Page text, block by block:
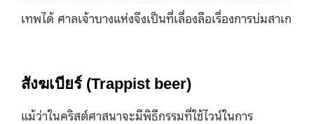
เทพได้ ศาลเจ้าบางแห่งจึงเป็นที่เลื่องลือเรื่องการบ่มสาเก
สังฆเบียร์ (Trappist beer)
แม้ว่าในคริสต์ศาสนาจะมีพิธีกรรมที่ใช้ไวน์ในการ